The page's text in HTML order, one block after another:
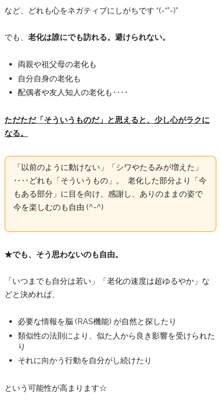
など、どれも心をネガティブにしがちです “(-“”-)”
でも、 老化は誰にでも訪れる。避けられない。
両親や祖父母の老化も
自分自身の老化も
配偶者や友人知人の老化も‥‥
ただただ「そういうものだ」と思えると、少し心がラクに
なる。
「以前のように動けない」「シワやたるみが増えた」
‥‥どれも「そういうもの」。 老化した部分より「今
もある部分」に目を向け、感謝し、ありのままの姿で
今を楽しむのも自由 (^-^)
★でも、そう思わないのも自由。
「いつまでも自分は若い」「老化の速度は超ゆるやか」な
どと決めれば、
必要な情報を脳 (RAS機能) が自然と探したり
類似性の法則により、似た人から良き影響を受けられた
り
それに向かう行動を自分がし続けたり
という可能性が高まります☆